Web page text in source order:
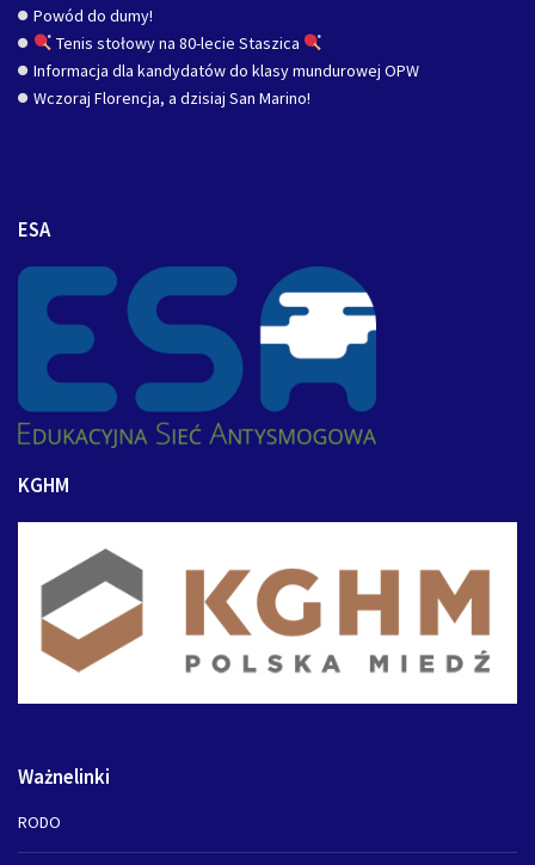
Powód do dumy!
Tenis stołowy na 80-lecie Staszica
Informacja dla kandydatów do klasy mundurowej OPW
Wczoraj Florencja, a dzisiaj San Marino!
ESA
KGHM
Ważnelinki
RODO